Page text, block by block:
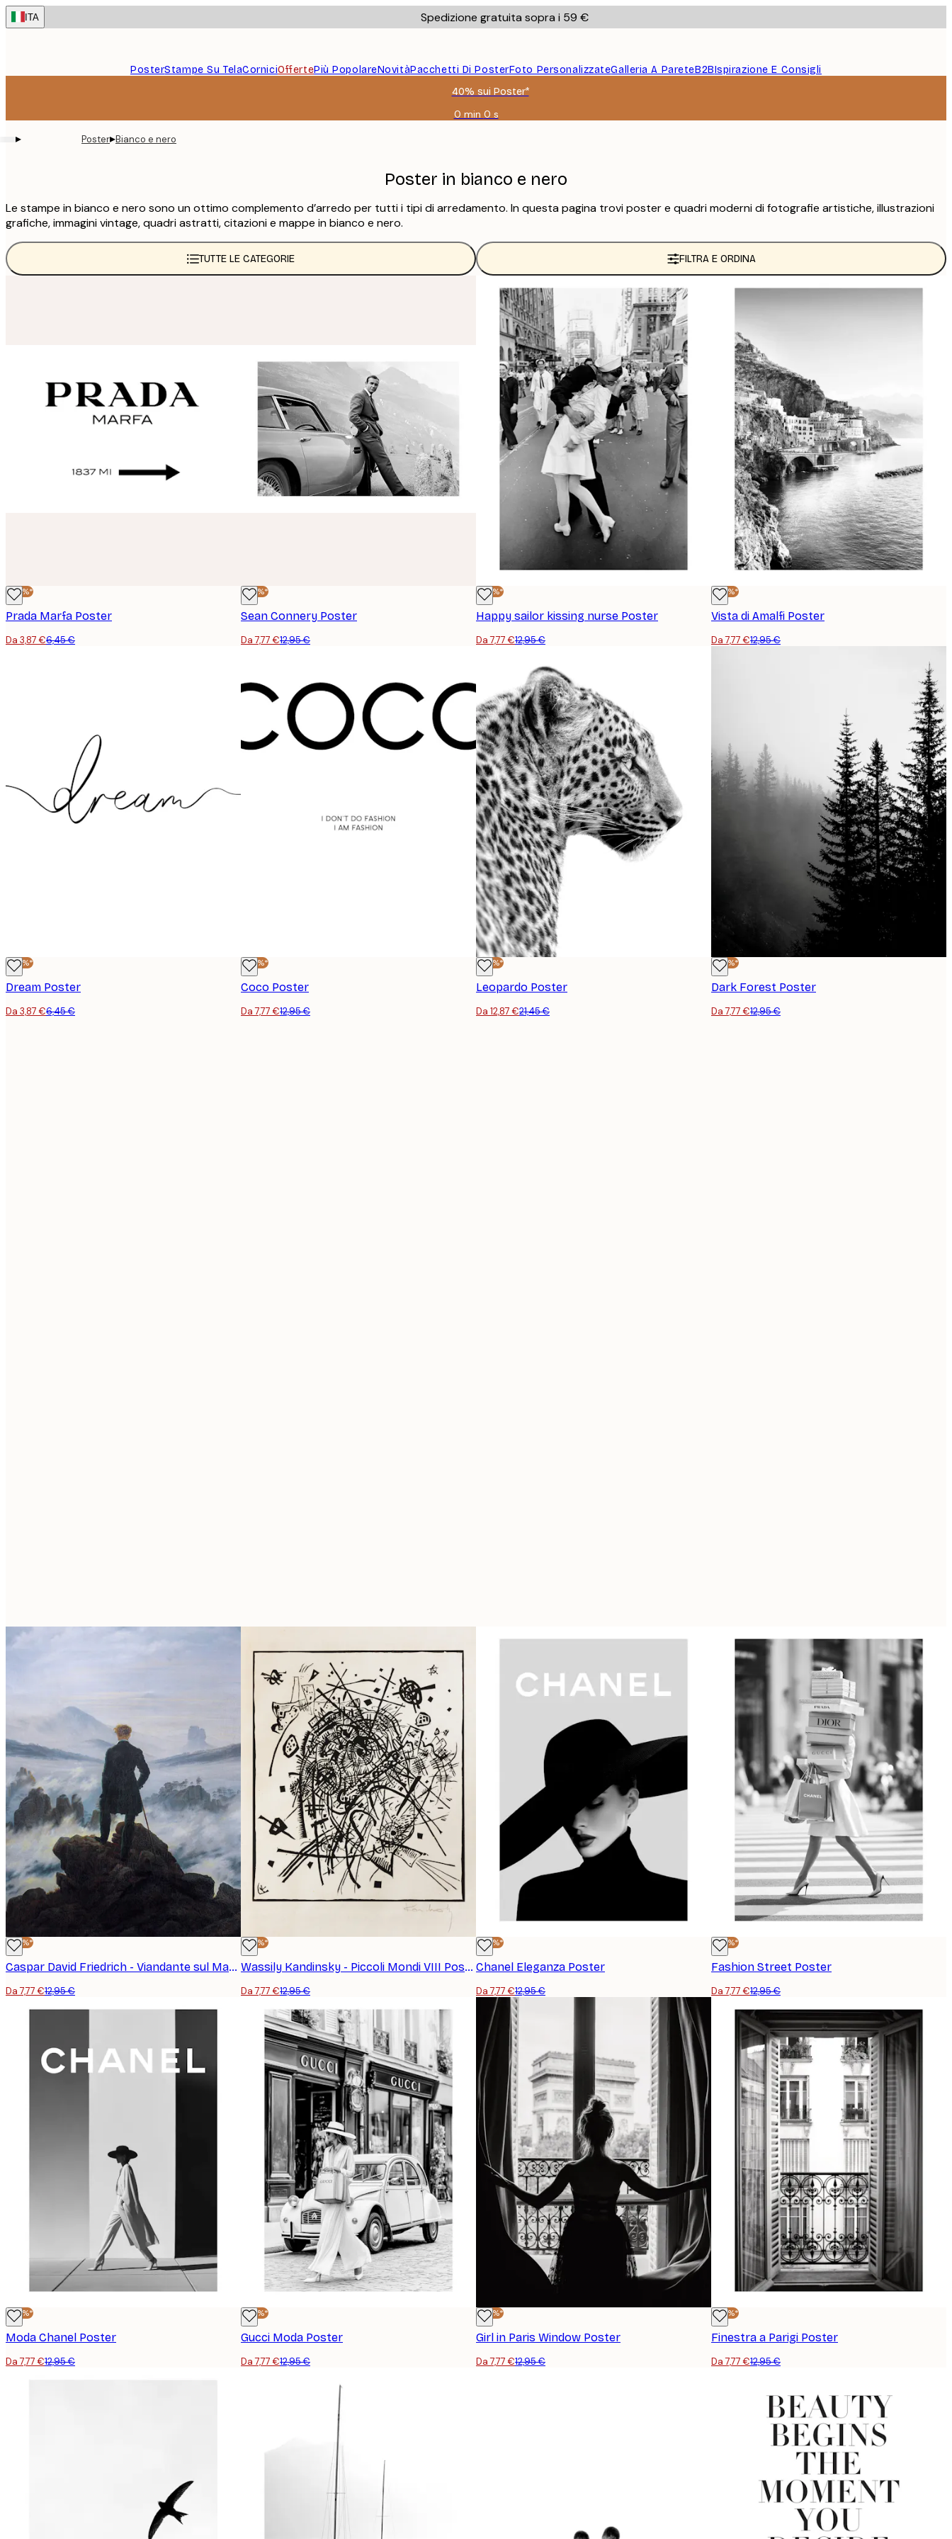
Skip
to
ITA Spedizione gratuita sopra i 59 €
PosterStampe Su TelaCorniciOffertePiù PopolareNovitàPacchetti Di PosterFoto PersonalizzateGalleria A PareteB2BIspirazione E Consigli
40% sui Poster*
0 min 0 s
Valido
09
▸ Poster▸Bianco e nero
Poster in bianco e nero
Le stampe in bianco e nero sono un ottimo complemento d’arredo per tutti i tipi di arredamento. In questa pagina trovi poster e quadri moderni di fotografie artistiche, illustrazioni
grafiche, immagini vintage, quadri astratti, citazioni e mappe in bianco e nero.
TUTTE LE CATEGORIE FILTRA E ORDINA
-40%*
Prada Marfa Poster
Da 3,87 €6,45 €
-40%*
Sean Connery Poster
Da 7,77 €12,95 €
-40%*
Happy sailor kissing nurse Poster
Da 7,77 €12,95 €
-40%*
Vista di Amalfi Poster
Da 7,77 €12,95 €
-40%*
Dream Poster
Da 3,87 €6,45 €
-40%*
Coco Poster
Da 7,77 €12,95 €
-40%*
Leopardo Poster
Da 12,87 €21,45 €
-40%*
Dark Forest Poster
Da 7,77 €12,95 €
-40%*
Caspar David Friedrich - Viandante sul Mare di Nebbia II Poster
Da 7,77 €12,95 €
-40%*
Wassily Kandinsky - Piccoli Mondi VIII Poster
Da 7,77 €12,95 €
-40%*
Chanel Eleganza Poster
Da 7,77 €12,95 €
-40%*
Fashion Street Poster
Da 7,77 €12,95 €
-40%*
Moda Chanel Poster
Da 7,77 €12,95 €
-40%*
Gucci Moda Poster
Da 7,77 €12,95 €
-40%*
Girl in Paris Window Poster
Da 7,77 €12,95 €
-40%*
Finestra a Parigi Poster
Da 7,77 €12,95 €